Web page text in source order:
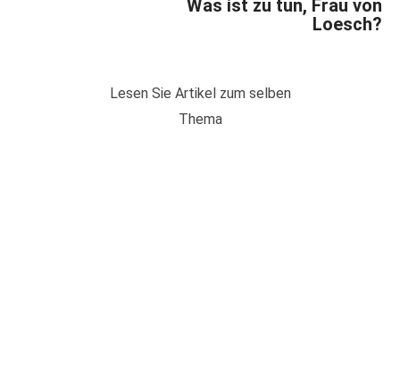
Was ist zu tun, Frau von
Loesch?
Lesen Sie Artikel zum selben
Thema